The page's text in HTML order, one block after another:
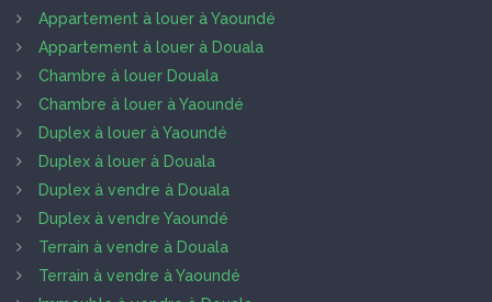
Appartement à louer à Yaoundé
Appartement à louer à Douala
Chambre à louer Douala
Chambre à louer à Yaoundé
Duplex à louer à Yaoundé
Duplex à louer à Douala
Duplex à vendre à Douala
Duplex à vendre Yaoundé
Terrain à vendre à Douala
Terrain à vendre à Yaoundé